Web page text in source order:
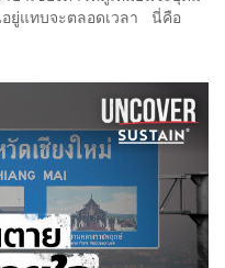
ยู่แทบจะตลอดเวลา นี่คือ